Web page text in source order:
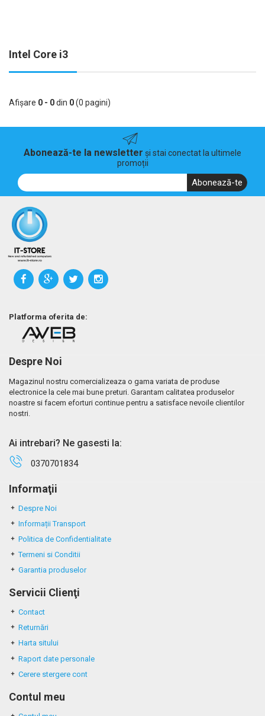
Intel Core i3
Afişare 0 - 0din 0(0 pagini)
Abonează-te la newsletter și stai conectat la ultimele
promoții
Abonează-te
Platforma oferita de:
Despre Noi
Magazinul nostru comercializeaza o gama variata de produse
electronice la cele mai bune preturi. Garantam calitatea produselor
noastre si facem eforturi continue pentru a satisface nevoile clientilor
nostri.
Ai intrebari? Ne gasesti la:
0370701834
Informaţii
Despre Noi
Informații Transport
Politica de Confidentialitate
Termeni si Conditii
Garantia produselor
Servicii Clienţi
Contact
Returnări
Harta sitului
Raport date personale
Cerere stergere cont
Contul meu